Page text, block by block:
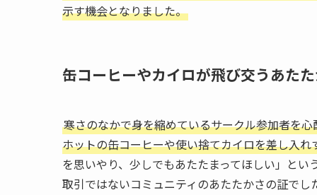
示す機会となりました。
缶コーヒーやカイロが飛び交うあた
寒さのなかで身を縮めているサークル参加者を
ホットの缶コーヒーや使い捨てカイロを差し入
を思いやり、少しでもあたたまってほしい」と
取引ではないコミュニティのあたたかさの証でし